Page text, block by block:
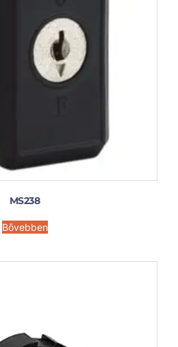
MS238
Bővebben